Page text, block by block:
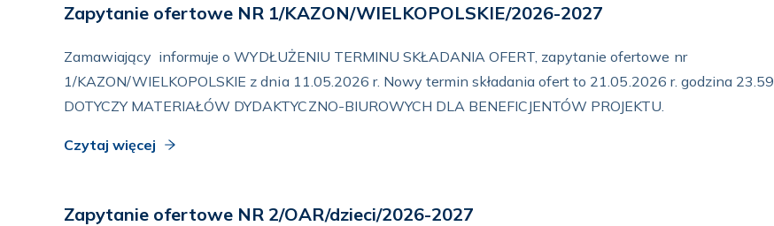
Zapytanie ofertowe NR 1/KAZON/WIELKOPOLSKIE/2026-2027
Zamawiający informuje o WYDŁUŻENIU TERMINU SKŁADANIA OFERT, zapytanie ofertowe nr
1/KAZON/WIELKOPOLSKIE z dnia 11.05.2026 r. Nowy termin składania ofert to 21.05.2026 r. godzina 23.59
DOTYCZY MATERIAŁÓW DYDAKTYCZNO-BIUROWYCH DLA BENEFICJENTÓW PROJEKTU.
Czytaj więcej
Zapytanie ofertowe NR 2/OAR/dzieci/2026-2027